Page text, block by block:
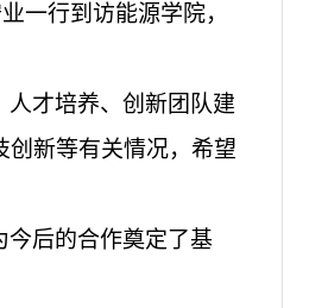
一行到访能源学院，
人才培养、创新团队建
创新等有关情况，希望
今后的合作奠定了基